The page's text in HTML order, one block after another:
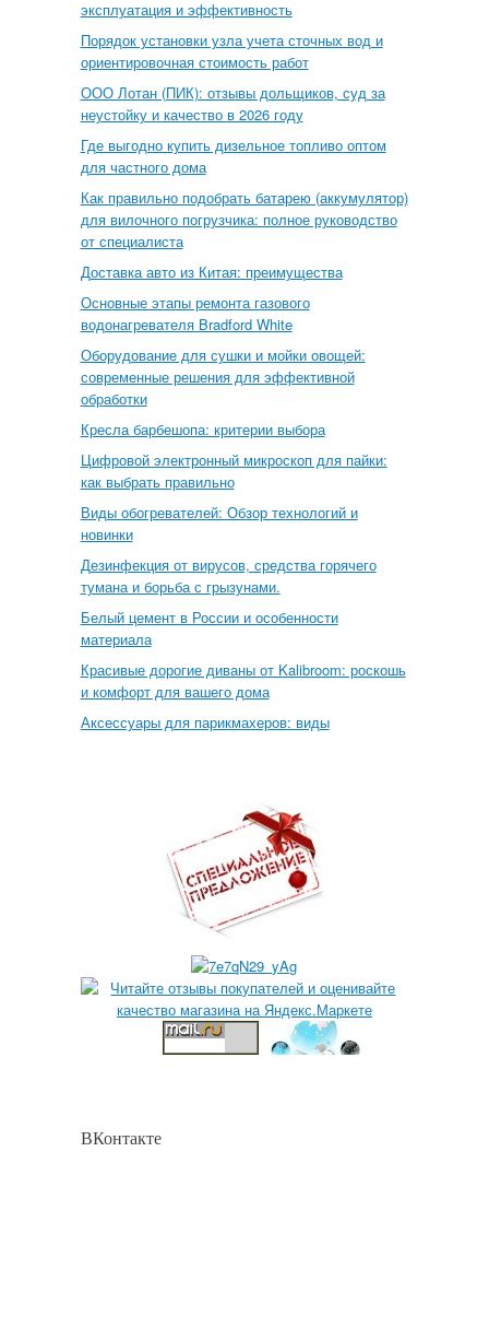
эксплуатация и эффективность
Порядок установки узла учета сточных вод и
ориентировочная стоимость работ
ООО Лотан (ПИК): отзывы дольщиков, суд за
неустойку и качество в 2026 году
Где выгодно купить дизельное топливо оптом
для частного дома
Как правильно подобрать батарею (аккумулятор)
для вилочного погрузчика: полное руководство
от специалиста
Доставка авто из Китая: преимущества
Основные этапы ремонта газового
водонагревателя Bradford White
Оборудование для сушки и мойки овощей:
современные решения для эффективной
обработки
Кресла барбешопа: критерии выбора
Цифровой электронный микроскоп для пайки:
как выбрать правильно
Виды обогревателей: Обзор технологий и
новинки
Дезинфекция от вирусов, средства горячего
тумана и борьба с грызунами.
Белый цемент в России и особенности
материала
Красивые дорогие диваны от Kalibroom: роскошь
и комфорт для вашего дома
Аксессуары для парикмахеров: виды
ВКонтакте